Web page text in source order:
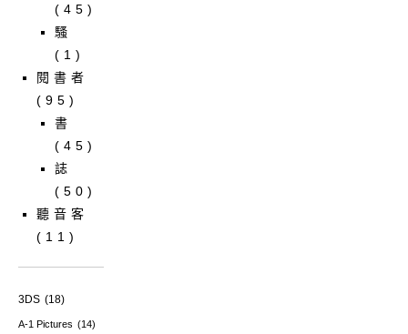
(45)
騷
(1)
閱書者
(95)
書
(45)
誌
(50)
聽音客
(11)
3DS (18)
A-1 Pictures (14)